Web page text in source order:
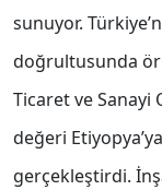
sunuyor.
doğrultusunda
Ticaret ve Sanayi
değeri
gerçekleştirdi.